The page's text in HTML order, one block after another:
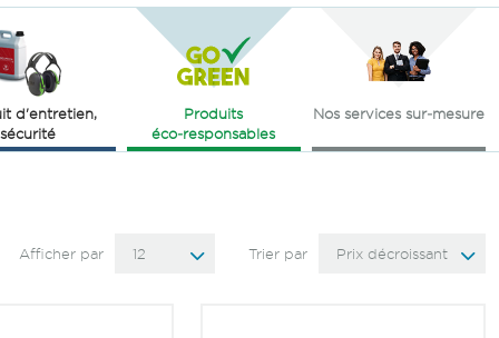
d'entretien,
sécurité
Produits
éco‑responsables
Nos services sur‑mesure
Afficher par 12 Trier par Prix décroissant